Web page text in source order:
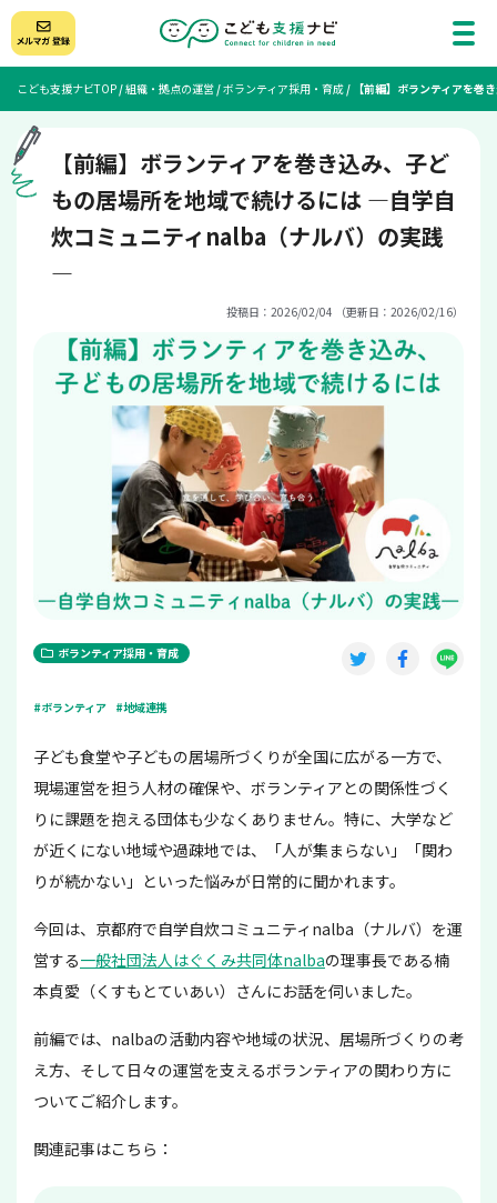
こども支援ナビTOP/組織・拠点の運営/ボランティア採用・育成/ 【前編】ボランティアを
【前編】ボランティアを巻き込み、子ど
もの居場所を地域で続けるには ―自学自
炊コミュニティnalba（ナルバ）の実践
―
投稿日：2026/02/04 （更新日：2026/02/16）
ボランティア採用・育成
#ボランティア #地域連携
子ども食堂や子どもの居場所づくりが全国に広がる一方で、
現場運営を担う人材の確保や、ボランティアとの関係性づく
りに課題を抱える団体も少なくありません。特に、大学など
が近くにない地域や過疎地では、「人が集まらない」「関わ
りが続かない」といった悩みが日常的に聞かれます。
今回は、京都府で自学自炊コミュニティnalba（ナルバ）を運
営する一般社団法人はぐくみ共同体nalbaの理事長である楠
本貞愛（くすもとていあい）さんにお話を伺いました。
前編では、nalbaの活動内容や地域の状況、居場所づくりの考
え方、そして日々の運営を支えるボランティアの関わり方に
ついてご紹介します。
関連記事はこちら：